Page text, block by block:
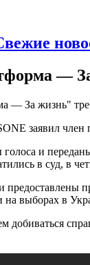
— За
За жизнь"
заявил
и
в суд, в
выборах в
добиваться